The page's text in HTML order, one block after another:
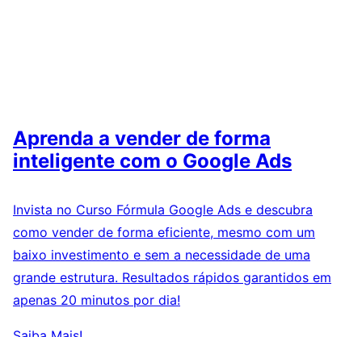
Aprenda a vender de forma
inteligente com o Google Ads
Invista no Curso Fórmula Google Ads e descubra
como vender de forma eficiente, mesmo com um
baixo investimento e sem a necessidade de uma
grande estrutura. Resultados rápidos garantidos em
apenas 20 minutos por dia!